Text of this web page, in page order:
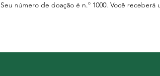
Seu número de doação é n.º 1000. Você